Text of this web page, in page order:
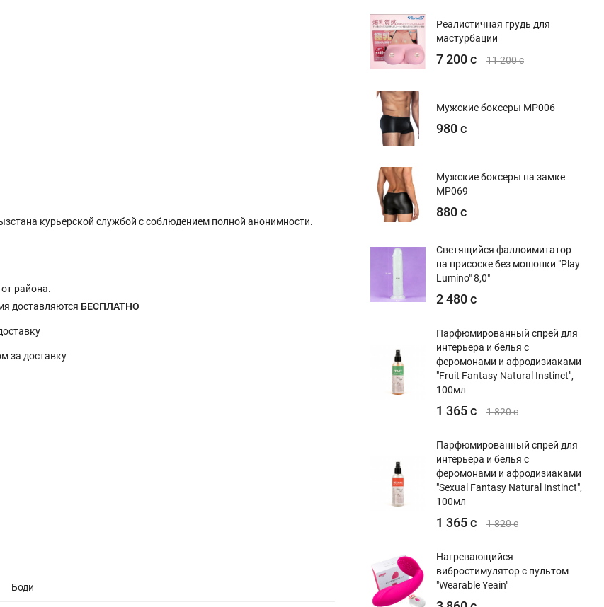
курьерской службой с соблюдением полной анонимности.
района.
доставляются БЕСПЛАТНО
за доставку
Боди
Реалистичная грудь для
мастурбации
7 200 с 11 200 с
Мужские боксеры MP006
980 с
Мужские боксеры на замке
MP069
880 с
Светящийся фаллоимитатор
на присоске без мошонки "Play
Lumino" 8,0"
2 480 с
Парфюмированный спрей для
интерьера и белья с
феромонами и афродизиаками
"Fruit Fantasy Natural Instinct",
100мл
1 365 с 1 820 с
Парфюмированный спрей для
интерьера и белья с
феромонами и афродизиаками
"Sexual Fantasy Natural Instinct",
100мл
1 365 с 1 820 с
Нагревающийся
вибростимулятор с пультом
"Wearable Yeain"